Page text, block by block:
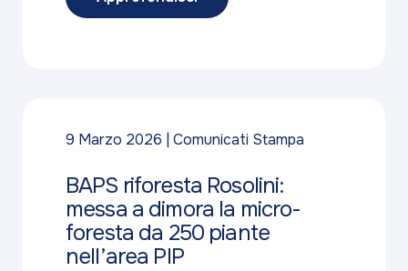
9 Marzo 2026 Comunicati Stampa
BAPS riforesta Rosolini:
messa a dimora la micro-
foresta da 250 piante
nell’area PIP